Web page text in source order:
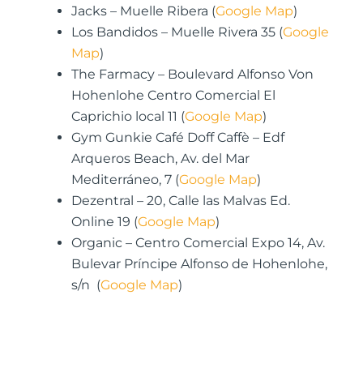
Jacks – Muelle Ribera (Google Map)
Los Bandidos – Muelle Rivera 35 (Google
Map)
The Farmacy – Boulevard Alfonso Von
Hohenlohe Centro Comercial El
Caprichio local 11 (Google Map)
Gym Gunkie Café Doff Caffè – Edf
Arqueros Beach, Av. del Mar
Mediterráneo, 7 (Google Map)
Dezentral – 20, Calle las Malvas Ed.
Online 19 (Google Map)
Organic – Centro Comercial Expo 14, Av.
Bulevar Príncipe Alfonso de Hohenlohe,
s/n (Google Map)